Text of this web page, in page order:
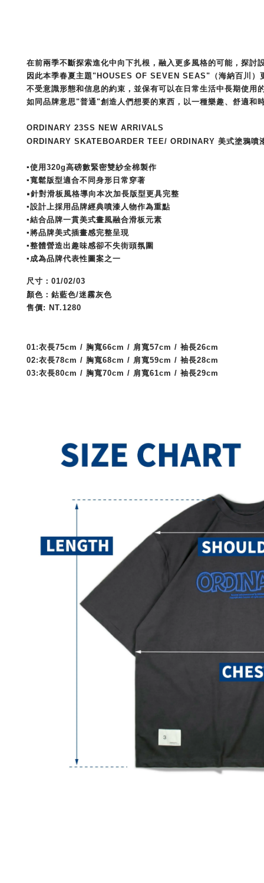
在前兩季不斷探索進化中向下扎根，融入更多風格的可能，探討
因此本季春夏主題" HOUSES OF SEVEN SEAS"（海納百川）
不受意識形態和信息的約束，並保有可以在日常生活中長期使用
如同品牌意思"普通"創造人們想要的東西，以一種樂趣、舒適和
ORDINARY 23SS NEW ARRIVALS
ORDINARY SKATEBOARDER TEE/ ORDINARY 美式塗鴉噴
▪使用320g高磅數緊密雙紗全棉製作
▪寬鬆版型適合不同身形日常穿著
▪針對滑板風格導向本次加長版型更具完整
▪設計上採用品牌經典噴漆人物作為重點
▪結合品牌一貫美式畫風融合滑板元素
▪將品牌美式插畫感完整呈現
▪整體營造出趣味感卻不失街頭氛圍
▪成為品牌代表性圖案之一
尺寸：01/02/03
顏色：鈷藍色/迷霧灰色
售價: NT.1280
01:衣長75cm / 胸寬66cm / 肩寬57cm / 袖長26cm
02:衣長78cm / 胸寬68cm / 肩寬59cm / 袖長28cm
03:衣長80cm / 胸寬70cm / 肩寬61cm / 袖長29cm